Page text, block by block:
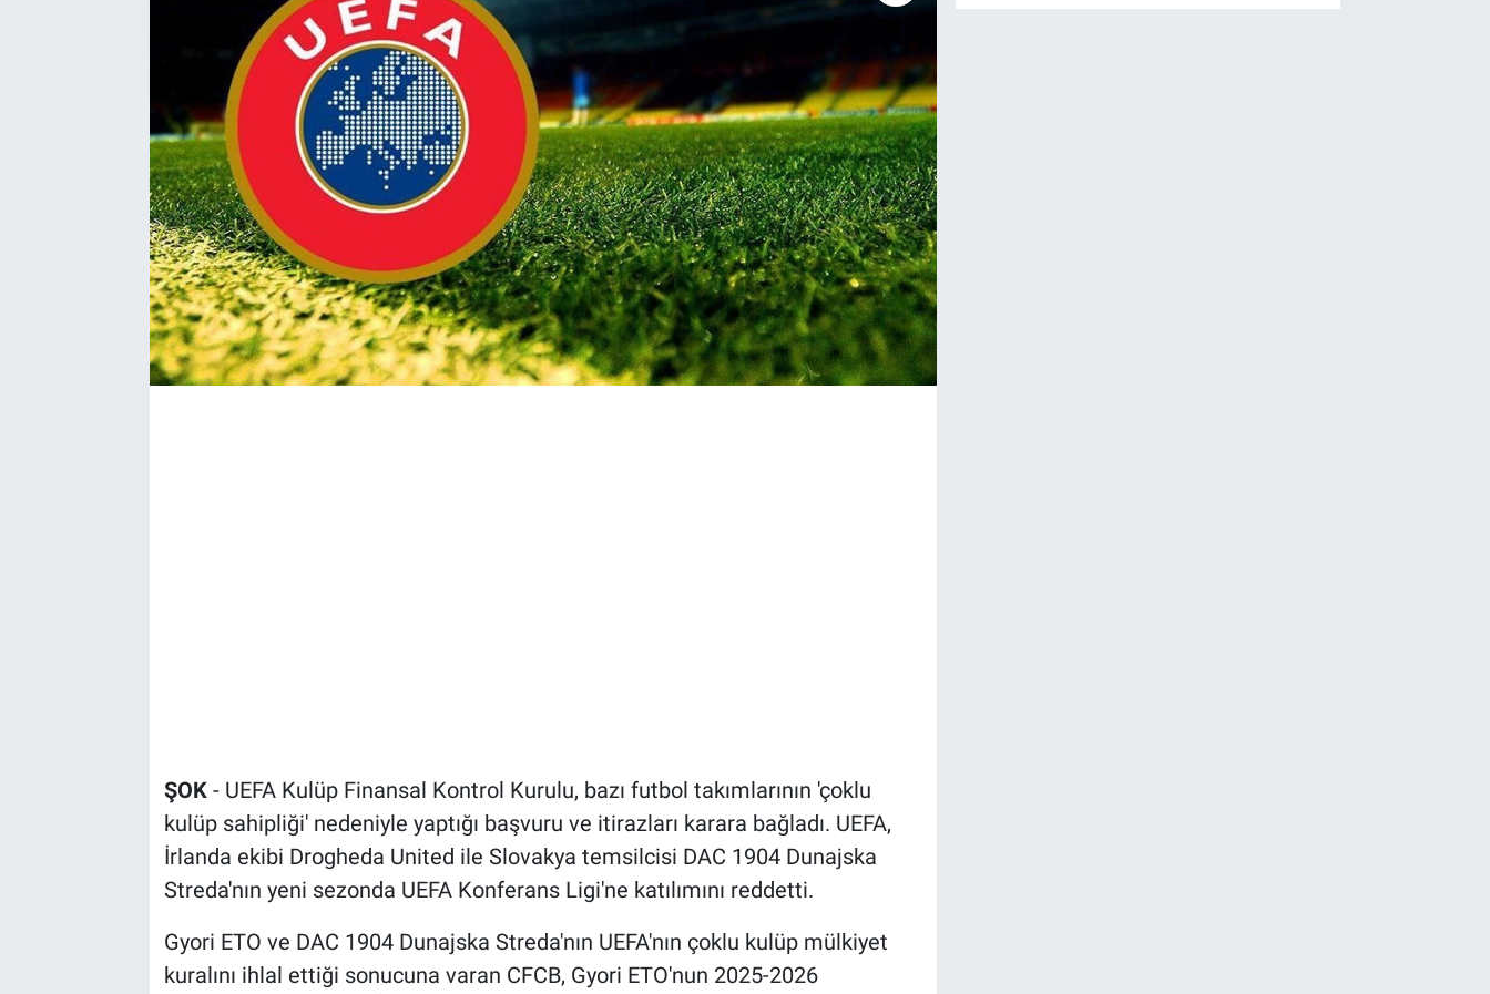
ŞOK- UEFA Kulüp Finansal Kontrol Kurulu, bazı futbol takımlarının 'çoklu
kulüp sahipliği' nedeniyle yaptığı başvuru ve itirazları karara bağladı. UEFA,
İrlanda ekibi Drogheda United ile Slovakya temsilcisi DAC 1904 Dunajska
Streda'nın yeni sezonda UEFA Konferans Ligi'ne katılımını reddetti.
Gyori ETO ve DAC 1904 Dunajska Streda'nın UEFA'nın çoklu kulüp mülkiyet
kuralını ihlal ettiği sonucuna varan CFCB, Gyori ETO'nun 2025-2026
İletişim/Künye
Gözden Kaçmasın
İletişim (Künye)